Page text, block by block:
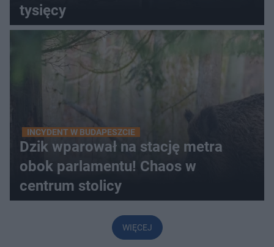
tysięcy
INCYDENT W BUDAPESZCIE
Dzik wparował na stację metra
obok parlamentu! Chaos w
centrum stolicy
WIĘCEJ